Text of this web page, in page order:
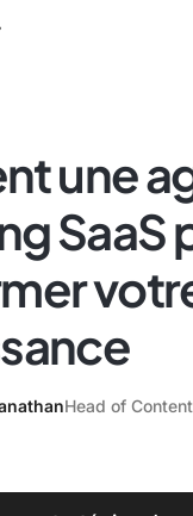
une
SaaS
Head of Content